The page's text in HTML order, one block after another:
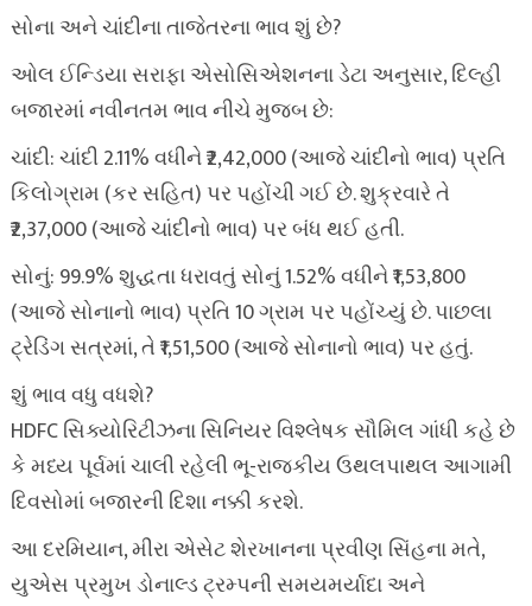
સોના અને ચાંદીના તાજેતરના ભાવ શું છે?
ઓલ ઈન્ડિયા સરાફા એસોસિએશનના ડેટા અનુસાર, દિલ્હી
બજારમાં નવીનતમ ભાવ નીચે મુજબ છે:
ચાંદી: ચાંદી 2.11% વધીને ₹2,42,000 (આજે ચાંદીનો ભાવ) પ્રતિ
કિલોગ્રામ (કર સહિત) પર પહોંચી ગઈ છે. શુક્રવારે તે
₹2,37,000 (આજે ચાંદીનો ભાવ) પર બંધ થઈ હતી.
સોનું: 99.9% શુદ્ધતા ધરાવતું સોનું 1.52% વધીને ₹1,53,800
(આજે સોનાનો ભાવ) પ્રતિ 10 ગ્રામ પર પહોંચ્યું છે. પાછલા
ટ્રેડિંગ સત્રમાં, તે ₹1,51,500 (આજે સોનાનો ભાવ) પર હતું.
શું ભાવ વધુ વધશે?
HDFC સિક્યોરિટીઝના સિનિયર વિશ્લેષક સૌમિલ ગાંધી કહે છે
કે મધ્ય પૂર્વમાં ચાલી રહેલી ભૂ-રાજકીય ઉથલપાથલ આગામી
દિવસોમાં બજારની દિશા નક્કી કરશે.
આ દરમિયાન, મીરા એસેટ શેરખાનના પ્રવીણ સિંહના મતે,
યુએસ પ્રમુખ ડોનાલ્ડ ટ્રમ્પની સમયમર્યાદા અને